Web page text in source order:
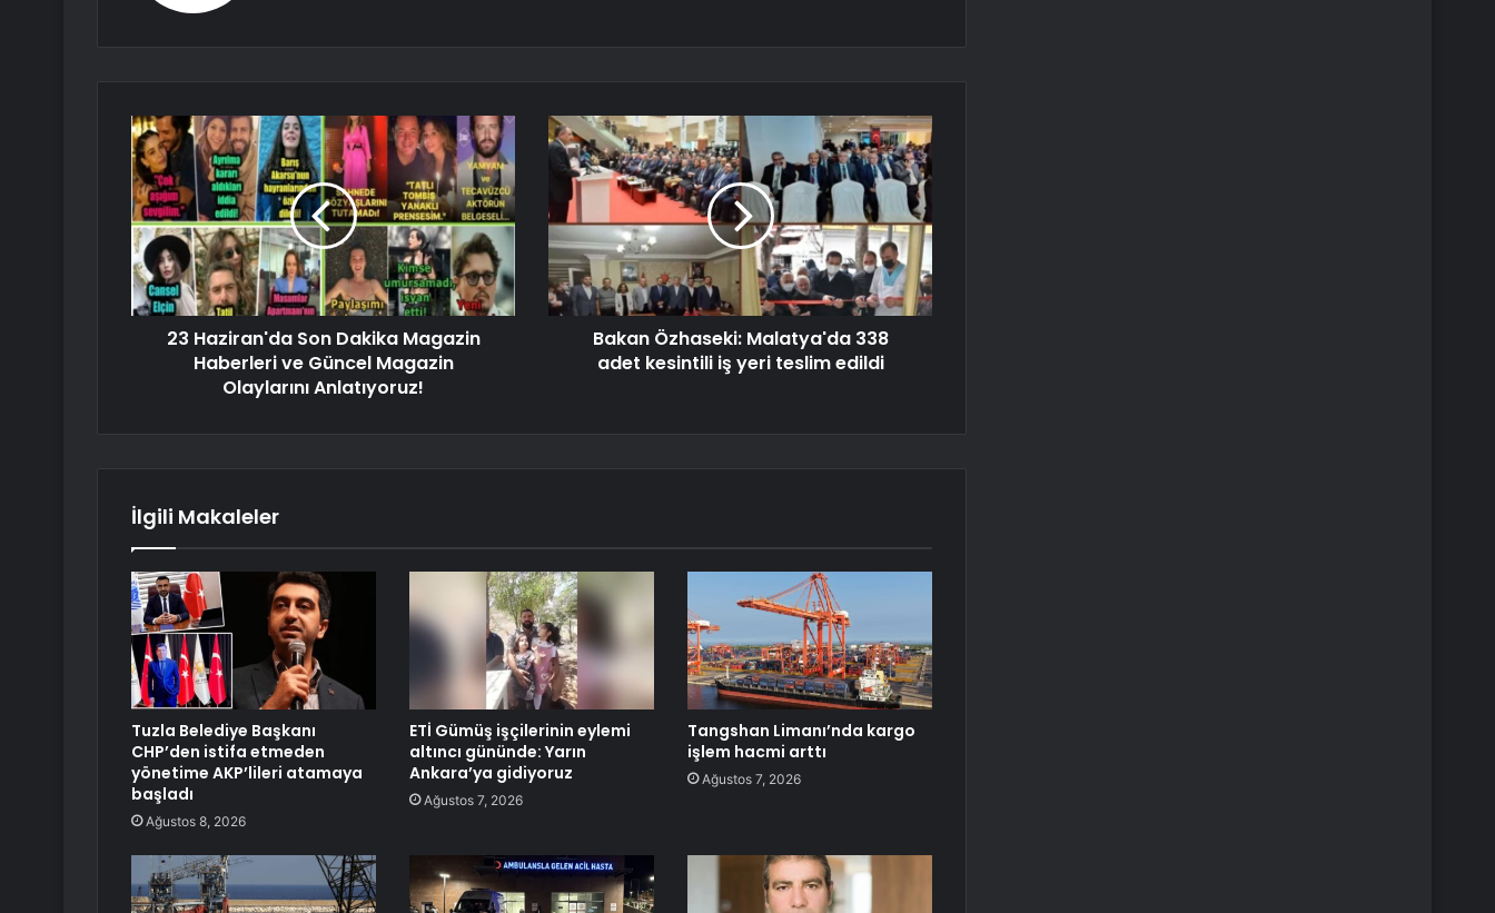
23 Haziran'da Son Dakika Magazin
Haberleri ve Güncel Magazin
Olaylarını Anlatıyoruz!
Bakan Özhaseki: Malatya'da 338
adet kesintili iş yeri teslim edildi
İlgili Makaleler
Tuzla Belediye Başkanı
CHP’den istifa etmeden
yönetime AKP’lileri atamaya
başladı
Ağustos 8, 2026
ETİ Gümüş işçilerinin eylemi
altıncı gününde: Yarın
Ankara’ya gidiyoruz
Ağustos 7, 2026
Tangshan Limanı’nda kargo
işlem hacmi arttı
Ağustos 7, 2026